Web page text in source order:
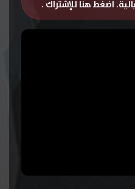
اضغط هنا للإشتراك .